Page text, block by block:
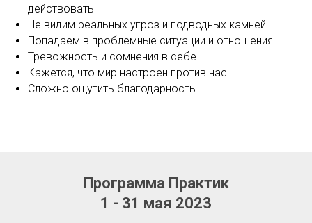
действовать
Не видим реальных угроз и подводных камней
Попадаем в проблемные ситуации и отношения
Тревожность и сомнения в себе
Кажется, что мир настроен против нас
Сложно ощутить благодарность
Программа Практик
1 - 31 мая 2023